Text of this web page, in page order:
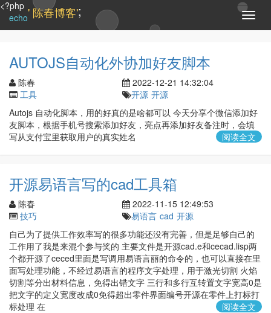
T
o
v
i
g
<?php
echo' 陈春博客';
AUTOJS自动化外协加好友脚本
陈春
2022-12-21 14:32:04
工具
开源 开源
Autojs 自动化脚本，用的好真的是啥都可以 今天分享个微信添加好
友脚本，根据手机号搜索添加好友，亮点再添加好友备注时，会填
写从支付宝里获取用户的真实姓名
阅读全文
开源易语言写的cad工具箱
陈春
2022-11-15 12:49:53
技巧
易语言 cad 开源
自己为了提供工作效率写的很多功能还没有完善，但是足够自己的
工作用了我是来混个参与奖的 主要文件是开源cad.e和cecad.lisp两
个都开源了ceced里面是写调用易语言丽的命令的，也可以直接在里
面写处理功能，不经过易语言的程序文字处理，用于激光切割 火焰
切割等分出材料信息，免得出错文字 三行和多行互转置文字宽高0是
把文字的定义宽度改成0免得超出零件界面编号开源在零件上打标打
标处理 在
阅读全文